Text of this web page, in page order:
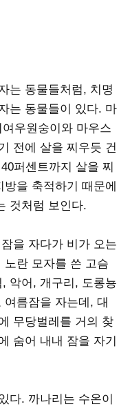
는 동물들처럼, 치명
는 동물들이 있다. 마
우원숭이와 마우스
전에 살을 찌우듯 건
퍼센트까지 살을 찌
을 축적하기 때문에
것처럼 보인다.
을 자다가 비가 오는
노란 모자를 쓴 고슴
악어, 개구리, 도롱뇽
름잠을 자는데, 대
무당벌레를 거의 찾
숨어 내내 잠을 자기
다. 까나리는 수온이